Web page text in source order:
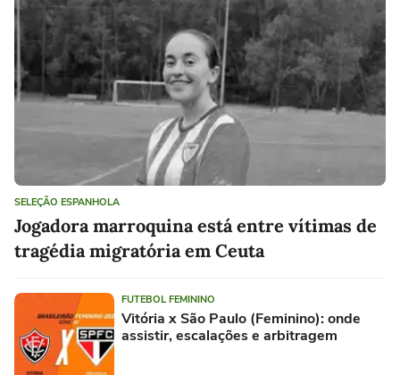
SELEÇÃO ESPANHOLA
Jogadora marroquina está entre vítimas de
tragédia migratória em Ceuta
FUTEBOL FEMININO
Vitória x São Paulo (Feminino): onde
assistir, escalações e arbitragem